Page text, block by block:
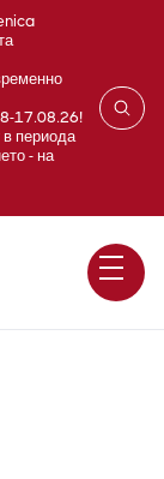
17.08.26!
периода
- на